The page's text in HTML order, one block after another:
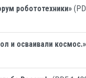
робототехники»
и осваивали космос.»